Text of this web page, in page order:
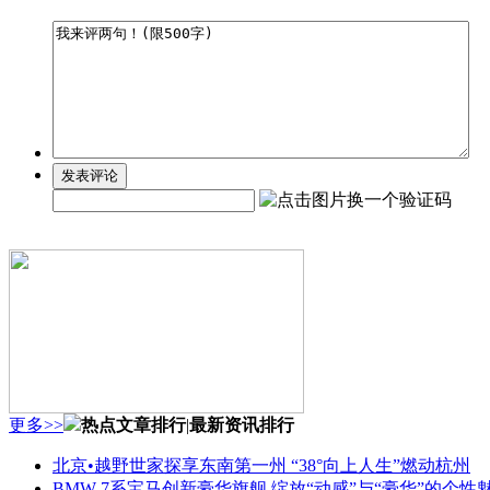
更多>> 热点文章排行|最新资讯排行
北京•越野世家探享东南第一州 “38°向上人生”燃动杭州